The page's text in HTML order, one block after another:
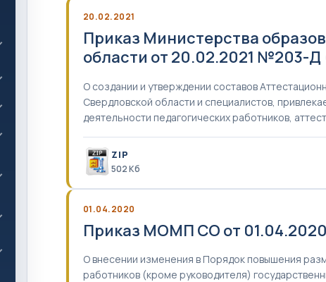
20.02.2021
Приказ Министерства
области от 20.02.2021 №203-
О создании и утверждении составов
Свердловской области и специалистов,
деятельности педагогических работников,
ZIP
502 Кб
01.04.2020
Приказ МОМП СО от
О внесении изменения в Порядок повышения
работников (кроме руководителя)